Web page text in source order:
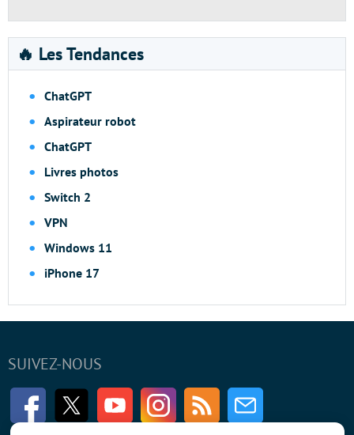
🔥 Les Tendances
ChatGPT
Aspirateur robot
ChatGPT
Livres photos
Switch 2
VPN
Windows 11
iPhone 17
SUIVEZ-NOUS
FacebookTwitter Youtube InstagramRSS Newsletter